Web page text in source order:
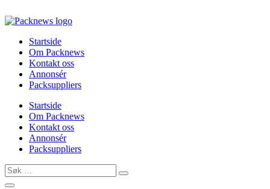
to
Startside
Om Packnews
Kontakt oss
Annonsér
Packsuppliers
Startside
Om Packnews
Kontakt oss
Annonsér
Packsuppliers
Søk
…